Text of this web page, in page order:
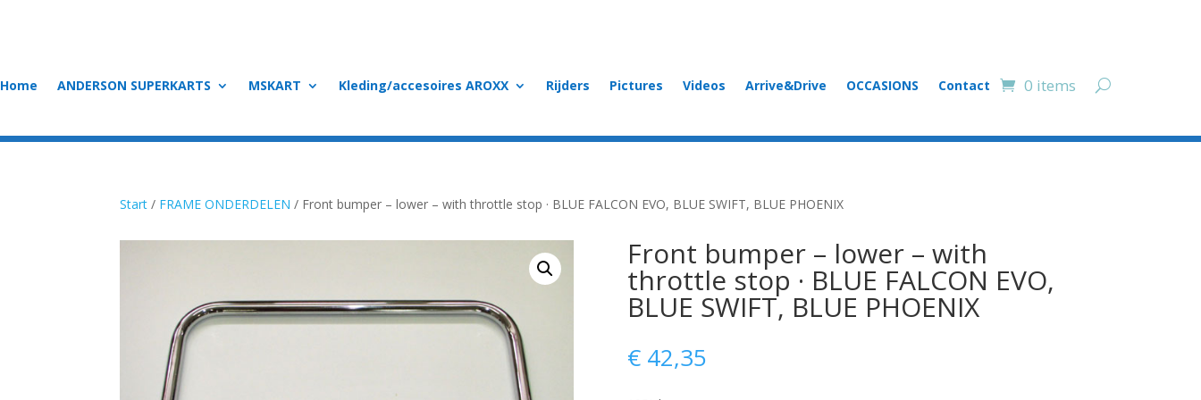
Home ANDERSON SUPERKARTS MSKART Kleding/accesoires AROXX Rijders Pictures Videos Arrive&Drive OCCASIONS Contact 0 items
Start / FRAME ONDERDELEN / Front bumper – lower – with throttle stop · BLUE FALCON EVO, BLUE SWIFT, BLUE PHOENIX
Front bumper – lower – with
throttle stop · BLUE FALCON EVO,
BLUE SWIFT, BLUE PHOENIX
€42,35